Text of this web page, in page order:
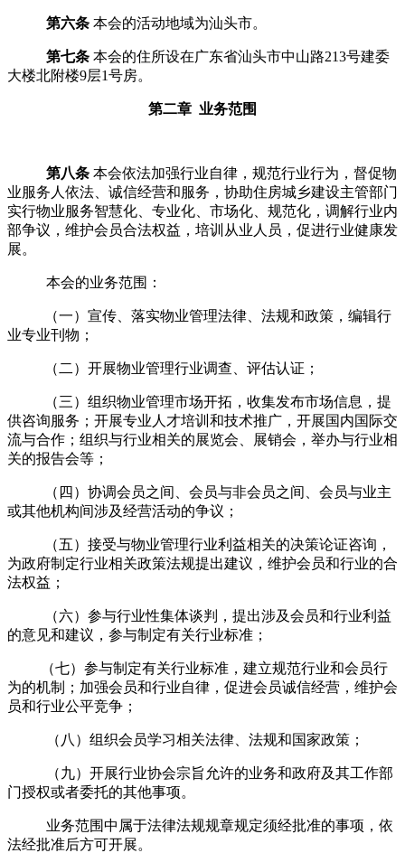
第六条 本会的活动地域为汕头市。
第七条 本会的住所设在广东省汕头市中山路213号建委
大楼北附楼9层1号房。
第二章 业务范围
第八条本会依法加强行业自律，规范行业行为，督促物
业服务人依法、诚信经营和服务，协助住房城乡建设主管部门
实行物业服务智慧化、专业化、市场化、规范化，调解行业内
部争议，维护会员合法权益，培训从业人员，促进行业健康发
展。
本会的业务范围：
（一）宣传、落实物业管理法律、法规和政策，编辑行
业专业刊物；
（二）开展物业管理行业调查、评估认证；
（三）组织物业管理市场开拓，收集发布市场信息，提
供咨询服务；开展专业人才培训和技术推广，开展国内国际交
流与合作；组织与行业相关的展览会、展销会，举办与行业相
关的报告会等；
（四）协调会员之间、会员与非会员之间、会员与业主
或其他机构间涉及经营活动的争议；
（五）接受与物业管理行业利益相关的决策论证咨询，
为政府制定行业相关政策法规提出建议，维护会员和行业的合
法权益；
（六）参与行业性集体谈判，提出涉及会员和行业利益
的意见和建议，参与制定有关行业标准；
（七）参与制定有关行业标准，建立规范行业和会员行
为的机制； 加强会员和行业自律，促进会员诚信经营，维护会
员和行业公平竞争；
（八）组织会员学习相关法律、法规和国家政策；
（九）开展行业协会宗旨允许的业务和政府及其工作部
门授权或者委托的其他事项。
业务范围中属于法律法规规章规定须经批准的事项，依
法经批准后方可开展。